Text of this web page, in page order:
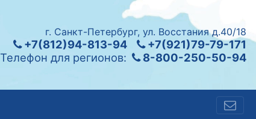
г. Санкт-Петербург, ул. Восстания д.40/18
+7(812)94-813-94
+7(921)79-79-171
Телефон для регионов:
8-800-250-50-94